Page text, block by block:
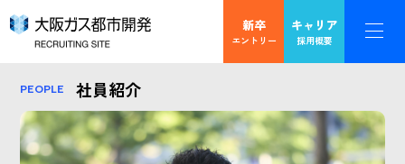
新卒
エントリー
キャリア
採用概要
PEOPLE 社員紹介